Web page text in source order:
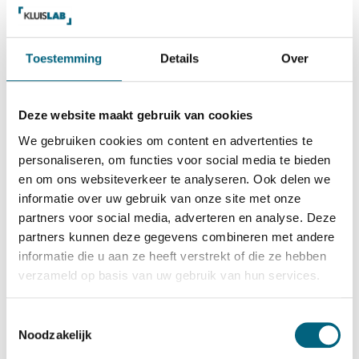
Toestemming Details Over
Deze website maakt gebruik van cookies
We gebruiken cookies om content en advertenties te
personaliseren, om functies voor social media te bieden
en om ons websiteverkeer te analyseren. Ook delen we
informatie over uw gebruik van onze site met onze
partners voor social media, adverteren en analyse. Deze
partners kunnen deze gegevens combineren met andere
informatie die u aan ze heeft verstrekt of die ze hebben
verzameld op basis van uw gebruik van hun services.
Noodzakelijk